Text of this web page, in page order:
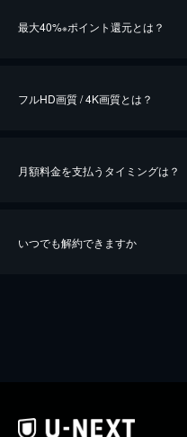
最大40%※ポイント還元とは？
※40％ポイント還元の対象は、クレジッ
フルHD画質 / 4K画質とは？
月額料金を支払うタイミングは？
いつでも解約できますか